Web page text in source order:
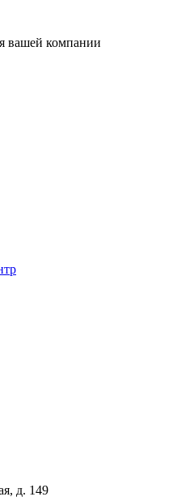
вашей компании
д. 149